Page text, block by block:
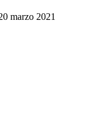
marzo 2021